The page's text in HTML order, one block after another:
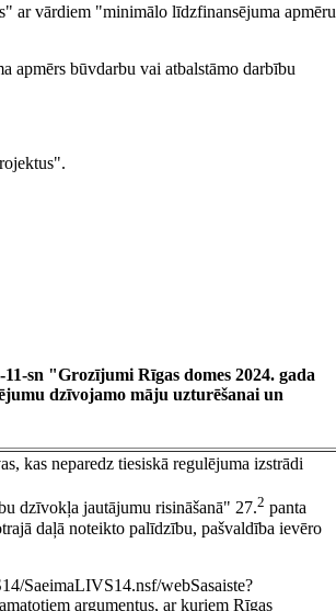
ar vārdiem "minimālo līdzfinansējuma apmēru
būvdarbu vai atbalstāmo darbību
sn "Grozījumi Rīgas domes 2024. gada
dzīvojamo māju uzturēšanai un
kas neparedz tiesiskā regulējuma izstrādi
dzīvokļa jautājumu risināšanā" 27.2 panta
daļā noteikto palīdzību, pašvaldība ievēro
SaeimaLIVS14.nsf/webSasaiste?
argumentus, ar kuriem Rīgas